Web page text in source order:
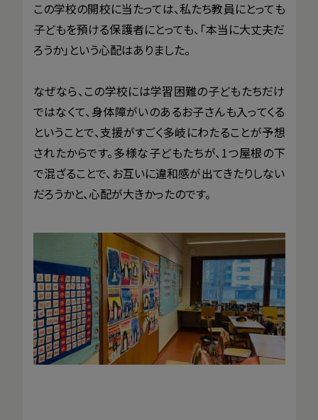
この学校の開校に当たっては、私たち教員にとっても
子どもを預ける保護者にとっても、「本当に大丈夫だ
ろうか」という心配はありました。
なぜなら、この学校には学習困難の子どもたちだけ
ではなくて、身体障がいのあるお子さんも入ってくる
ということで、支援がすごく多岐にわたることが予想
されたからです。多様な子どもたちが、1つ屋根の下
で混ざることで、お互いに違和感が出てきたりしない
だろうかと、心配が大きかったのです。